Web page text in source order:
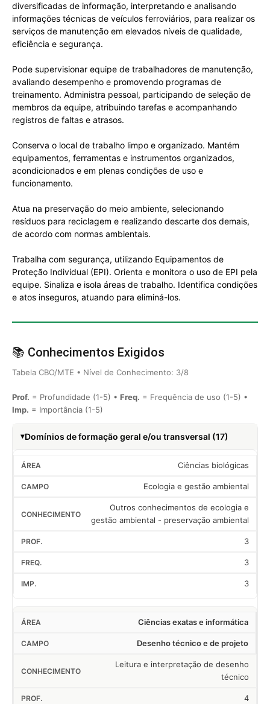
diversificadas de informação, interpretando e analisando
informações técnicas de veículos ferroviários, para realizar os
serviços de manutenção em elevados níveis de qualidade,
eficiência e segurança.
Pode supervisionar equipe de trabalhadores de manutenção,
avaliando desempenho e promovendo programas de
treinamento. Administra pessoal, participando de seleção de
membros da equipe, atribuindo tarefas e acompanhando
registros de faltas e atrasos.
Conserva o local de trabalho limpo e organizado. Mantém
equipamentos, ferramentas e instrumentos organizados,
acondicionados e em plenas condições de uso e
funcionamento.
Atua na preservação do meio ambiente, selecionando
resíduos para reciclagem e realizando descarte dos demais,
de acordo com normas ambientais.
Trabalha com segurança, utilizando Equipamentos de
Proteção Individual (EPI). Orienta e monitora o uso de EPI pela
equipe. Sinaliza e isola áreas de trabalho. Identifica condições
e atos inseguros, atuando para eliminá-los.
📚 Conhecimentos Exigidos
Tabela CBO/MTE • Nível de Conhecimento: 3/8
Prof. = Profundidade (1-5) • Freq. = Frequência de uso (1-5) •
Imp. = Importância (1-5)
Domínios de formação geral e/ou transversal (17)
Ciências biológicas
Ecologia e gestão ambiental
Outros conhecimentos de ecologia e
gestão ambiental - preservação ambiental
3
3
3
Ciências exatas e informática
Desenho técnico e de projeto
Leitura e interpretação de desenho
técnico
4